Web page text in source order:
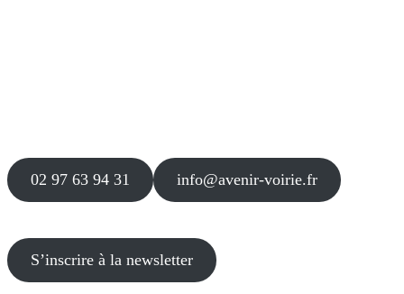
02 97 63 94 31 info@avenir-voirie.fr
S’inscrire à la newsletter